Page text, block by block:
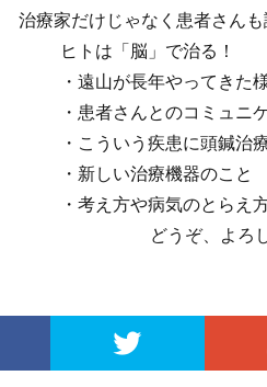
治療家だけじゃなく患者さん
ヒトは「脳」で治る！
・遠山が長年やってきた
・患者さんとのコミュニ
・こういう疾患に頭鍼治
・新しい治療機器のこと
・考え方や病気のとらえ
どうぞ、よろ